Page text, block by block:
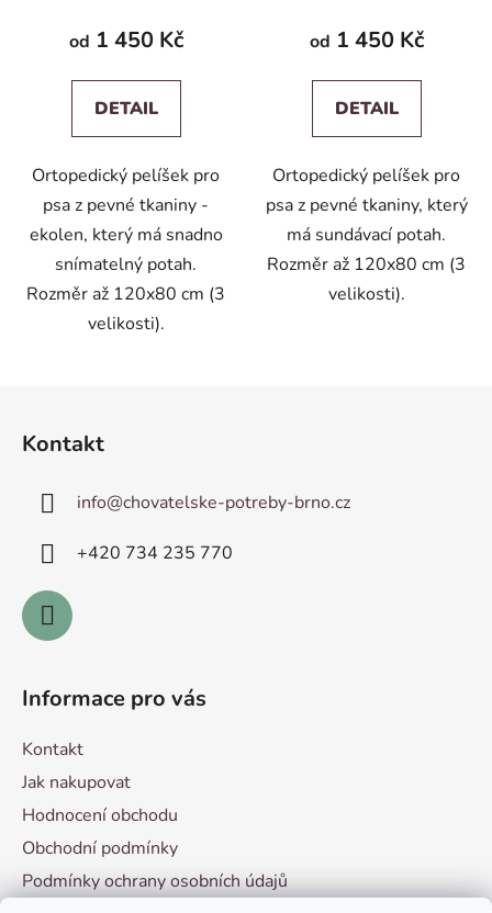
od 1 450 Kč
DETAIL
Ortopedický pelíšek pro
psa z pevné tkaniny -
ekolen, který má snadno
snímatelný potah.
Rozměr až 120x80 cm (3
velikosti).
od 1 450 Kč
DETAIL
Ortopedický pelíšek pro
psa z pevné tkaniny, který
má sundávací potah.
Rozměr až 120x80 cm (3
velikosti).
Kontakt
info@chovatelske-potreby-brno.cz
+420 ­734 235 770
Informace pro vás
Kontakt
Jak nakupovat
Hodnocení obchodu
Obchodní podmínky
Podmínky ochrany osobních údajů